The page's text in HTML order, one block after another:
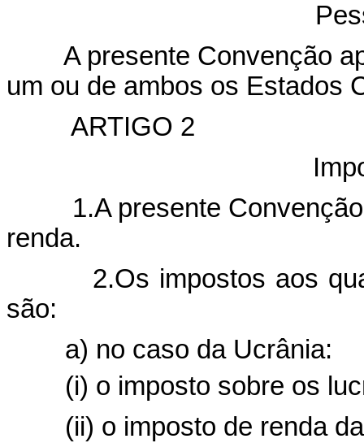
A presente Convenção
um ou de ambos os Estados
ARTIGO 2
1.A presente Convenção
renda.
2.Os impostos aos
são:
a) no caso da Ucrânia:
(i) o imposto sobre os
(ii) o imposto de renda